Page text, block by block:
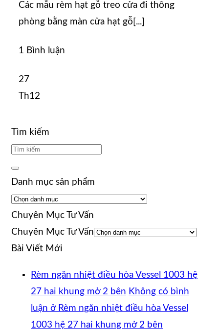
Các mẫu rèm hạt gỗ treo cửa đi thông
phòng bằng màn cửa hạt gỗ[...]
1 Bình luận
27
Th12
Tìm kiếm
Danh mục sản phẩm
Chuyên Mục Tư Vấn
Chuyên Mục Tư Vấn
Bài Viết Mới
Rèm ngăn nhiệt điều hòa Vessel 1003 hệ
27 hai khung mở 2 bên Không có bình
luận ở Rèm ngăn nhiệt điều hòa Vessel
1003 hệ 27 hai khung mở 2 bên